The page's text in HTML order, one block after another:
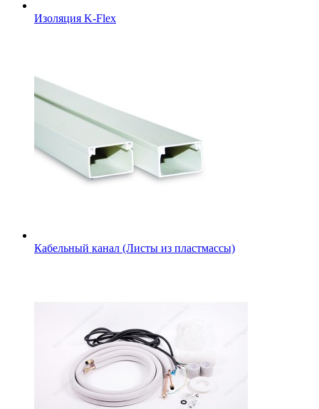
Изоляция K-Flex
Кабельный канал (Листы из пластмассы)